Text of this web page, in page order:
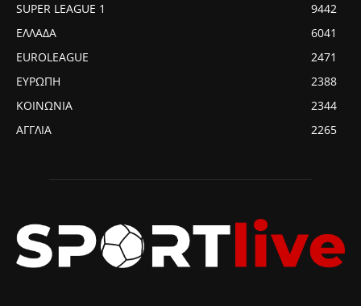
SUPER LEAGUE 1
9442
ΕΛΛΑΔΑ
6041
EUROLEAGUE
2471
ΕΥΡΩΠΗ
2388
ΚΟΙΝΩΝΙΑ
2344
ΑΓΓΛΙΑ
2265